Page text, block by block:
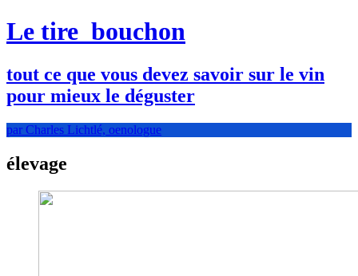
Le tire bouchon
tout ce que vous devez savoir sur le vin
pour mieux le déguster
par Charles Lichtlé, oenologue
élevage